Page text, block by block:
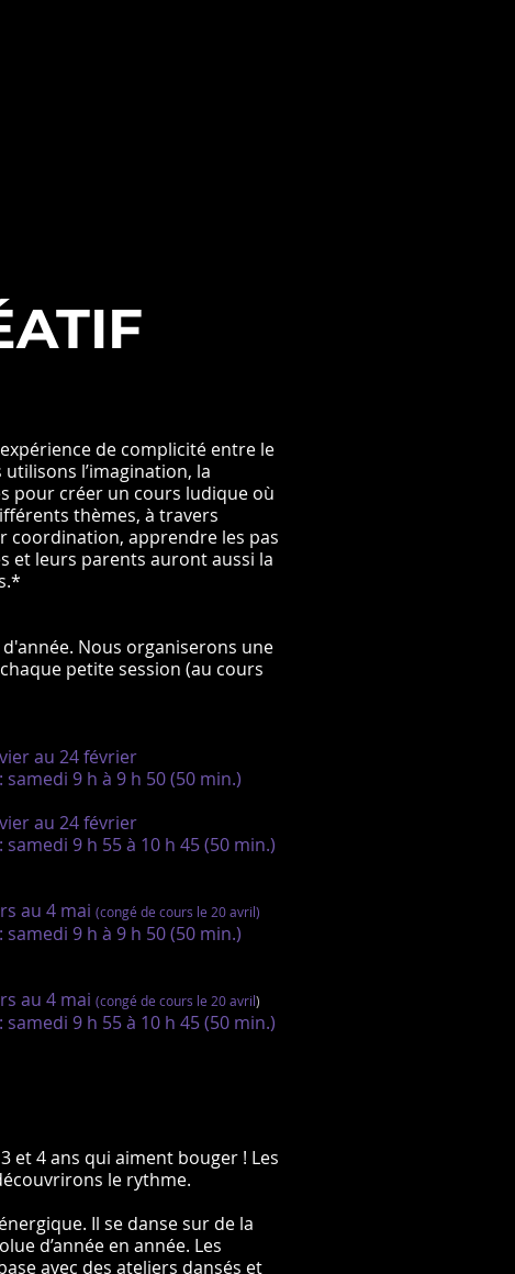
de complicité entre le
l’imagination, la
pour créer un cours ludique où
thèmes, à travers
coordination, apprendre les pas
et leurs parents auront aussi la
Nous organiserons une
petite session (au cours
au 24 février
9 h à 9 h 50 (50 min.)
au 24 février
9 h 55 à 10 h 45 (50 min.)
au 4 mai (congé de cours le 20 avril)
9 h à 9 h 50 (50 min.)
au 4 mai (congé de cours le 20 avril)
9 h 55 à 10 h 45 (50 min.)
et 4 ans qui aiment bouger ! Les
le rythme.
Il se danse sur de la
d’année en année. Les
avec des ateliers dansés et